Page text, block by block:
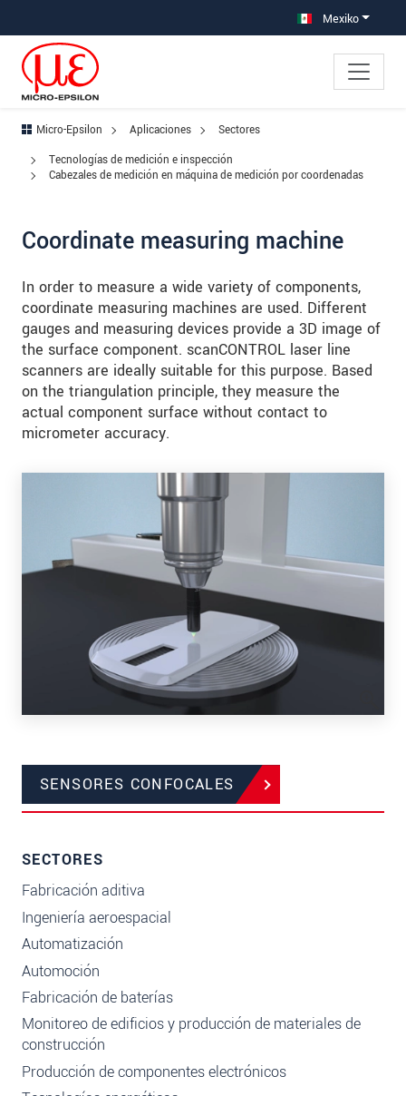
Saltar directamente a la navegación principal Mexiko
Micro-Epsilon Aplicaciones
Sectores
Tecnologías de medición e inspección
Cabezales de medición en máquina de medición por coordenadas
Coordinate measuring machine
In order to measure a wide variety of components,
coordinate measuring machines are used. Different
gauges and measuring devices provide a 3D image of
the surface component. scanCONTROL laser line
scanners are ideally suitable for this purpose. Based
on the triangulation principle, they measure the
actual component surface without contact to
micrometer accuracy.
SENSORES CONFOCALES
SECTORES
Fabricación aditiva
Ingeniería aeroespacial
Automatización
Automoción
Fabricación de baterías
Monitoreo de edificios y producción de materiales de
construcción
Producción de componentes electrónicos